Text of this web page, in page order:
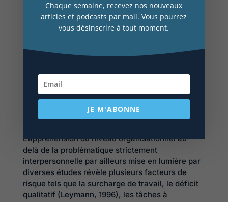
Les apports du psychologue
limitent pas à la victime mais affectent également
de l’entreprise. Dès lors, selon Geuzlaine & Faulx,
2003, apparaît la nécessité de comprendre la
complexité des processus organisationnels qui
se jouent dans ces situations au-delà de la seule
description faits/ conséquences.
L’appréhension du niveau organisationnel au-
delà de la problématique strictement
interpersonnelle par ailleurs mise en lumière par
diverses études révèle plusieurs facteurs de
risque tels que la surcharge de travail, le déficit
qualitatif (Leymann, 1996), les tâches à
Chaque semaine, recevez nos nouveaux
articles et podcasts par mail. Vous pourrez
vous désinscrire à tout moment.
JE M'ABONNE